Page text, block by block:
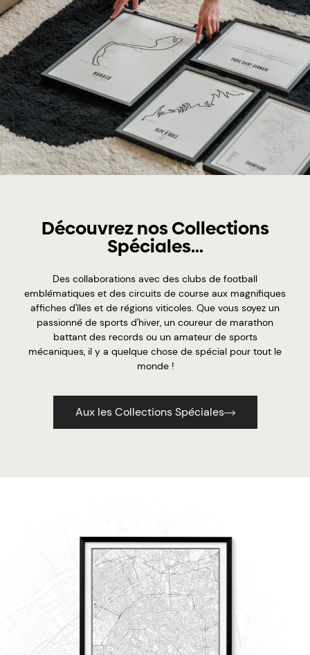
Découvrez nos Collections
Spéciales...
Des collaborations avec des clubs de football
emblématiques et des circuits de course aux magnifiques
affiches d'îles et de régions viticoles. Que vous soyez un
passionné de sports d'hiver, un coureur de marathon
battant des records ou un amateur de sports
mécaniques, il y a quelque chose de spécial pour tout le
monde !
Aux les Collections Spéciales